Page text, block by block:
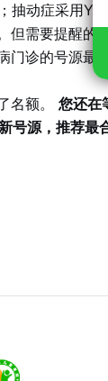
抽动症采用
但需要提醒
门诊的号源最
名额。 您还在
号源，推荐